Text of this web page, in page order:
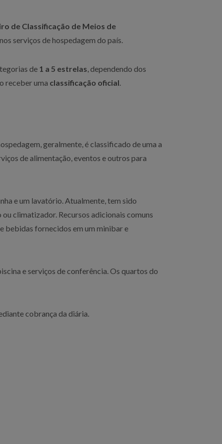
de Classificação de Meios de
serviços de hospedagem do país.
de 1 a 5 estrelas , dependendo dos
receber uma classificação oficial
geralmente, é classificado de uma a
de alimentação, eventos e outros para
e um lavatório. Atualmente, tem sido
climatizador. Recursos adicionais comuns
bebidas fornecidos em um minibar e
e serviços de conferência. Os quartos do
cobrança da diária.